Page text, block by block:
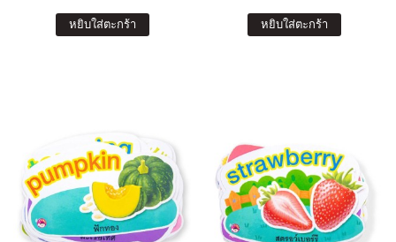
หยิบใส่ตะกร้า หยิบใส่ตะกร้า